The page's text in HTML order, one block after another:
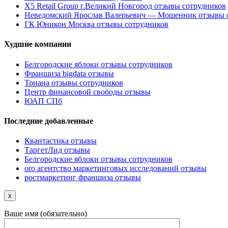
X5 Retail Group г.Великий Новгород отзывы сотрудников
Неведомский Ярослав Валерьевич — Мошенник отзывы
ГК Юникон Москва отзывы сотрудников
Худшие компании
Белгородские яблоки отзывы сотрудников
Франшиза bigdata отзывы
Триана отзывы сотрудников
Центр финансовой свободы отзывы
ЮАП СПб
Последние добавленные
Квантастика отзывы
ТаргетЛид отзывы
Белгородские яблоки отзывы сотрудников
oro агентство маркетинговых исследований отзывы
ростмаркетинг франшиза отзывы
x
Ваше имя (обязательно)